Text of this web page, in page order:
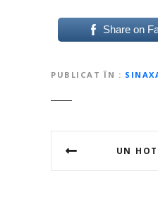
Share on
PUBLICAT ÎN
N
UN